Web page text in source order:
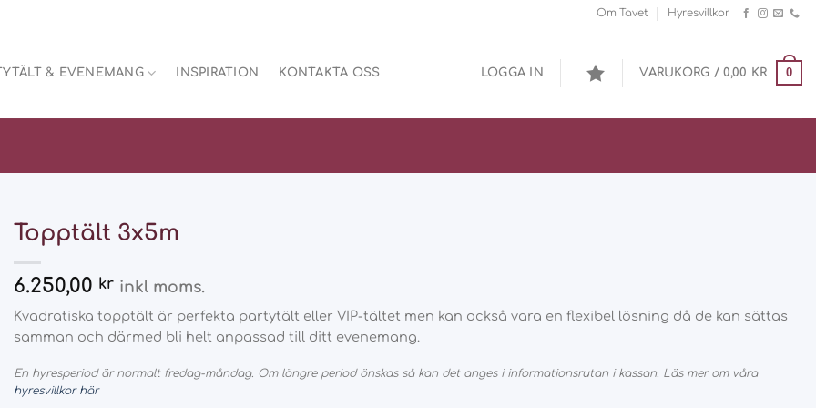
Om Tavet Hyresvillkor
& EVENEMANG INSPIRATION KONTAKTA OSS LOGGA IN VARUKORG /0,00 KR 0
Topptält 3x5m
6.250,00 kr inkl moms.
Kvadratiska topptält är perfekta partytält eller VIP-tältet men kan också vara en flexibel lösning då de kan sättas
samman och därmed bli helt anpassad till ditt evenemang.
En hyresperiod är normalt fredag-måndag. Om längre period önskas så kan det anges i informationsrutan i kassan. Läs mer om våra
hyresvillkor här